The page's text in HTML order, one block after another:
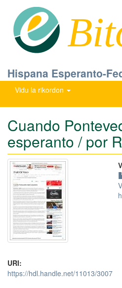
Hispana Esperanto-
Vidu la rikordon
Cuando
esperanto / por
URI:
https://hdl.handle.net/11013/3007